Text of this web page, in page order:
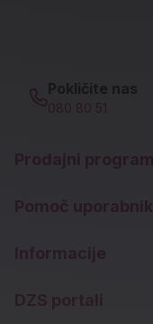
Pokličite nas
080 80 51
Prodajni program
Pomoč
Informacije
DZS portali